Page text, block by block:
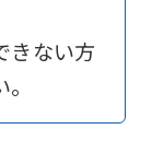
きない方